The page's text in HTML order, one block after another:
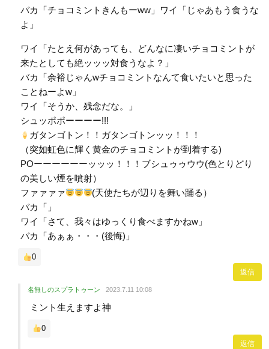
バカ「チョコミントきんもーww」ワイ「じゃあもう食うな
よ」
ワイ「たとえ何があっても、どんなに凄いチョコミントが
来たとしても絶ッッッ対食うなよ？」
バカ「余裕じゃんwチョコミントなんて食いたいと思った
ことねーよw」
ワイ「そうか、残念だな。」
シュッポポーーーー!!!
ガタンゴトン！！ガタンゴトンッッ！！！
（突如虹色に輝く黄金のチョコミントが到着する)
POーーーーーーッッッ！！！ブシュゥゥウウ(色とりどり
の美しい煙を噴射）
ファァァァ
(天使たちが辺りを舞い踊る）
バカ「」
ワイ「さて、我々はゆっくり食べますかねw」
バカ「あぁぁ・・・(後悔)」
0
返信
名無しのスプラトゥーン 2023.7.11 10:08
ミント生えますよ神
0
返信